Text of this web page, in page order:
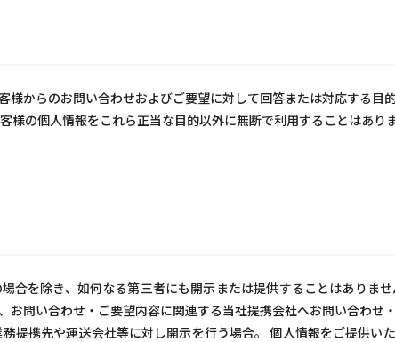
からのお問い合わせおよびご要望に対して回答または対応する目
の個人情報をこれら正当な目的以外に無断で利用することはありま
合を除き、如何なる第三者にも開示または提供することはありま
お問い合わせ・ご要望内容に関連する当社提携会社へお問い合わせ
提携先や運送会社等に対し開示を行う場合。 個人情報をご提供い